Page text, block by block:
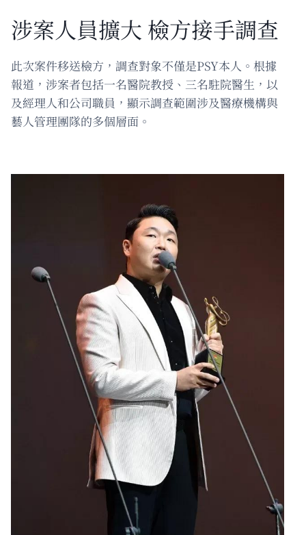
涉案人員擴大 檢方接手調查
此次案件移送檢方，調查對象不僅是PSY本人。根據
報道，涉案者包括一名醫院教授、三名駐院醫生，以
及經理人和公司職員，顯示調查範圍涉及醫療機構與
藝人管理團隊的多個層面。